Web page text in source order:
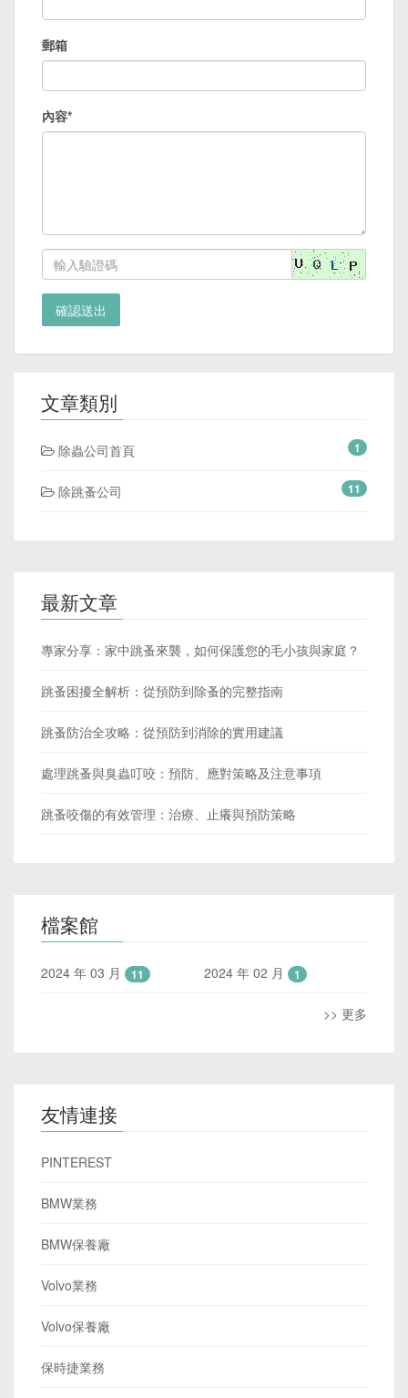
郵箱
內容*
確認送出
文章類別
除蟲公司首頁 1
除跳蚤公司 11
最新文章
專家分享：家中跳蚤來襲，如何保護您的毛小孩與家庭？
跳蚤困擾全解析：從預防到除蚤的完整指南
跳蚤防治全攻略：從預防到消除的實用建議
處理跳蚤與臭蟲叮咬：預防、應對策略及注意事項
跳蚤咬傷的有效管理：治療、止癢與預防策略
檔案館
2024 年 03 月 11 2024 年 02 月 1
>> 更多
友情連接
PINTEREST
BMW業務
BMW保養廠
Volvo業務
Volvo保養廠
保時捷業務